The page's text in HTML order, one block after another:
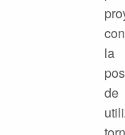
la
de